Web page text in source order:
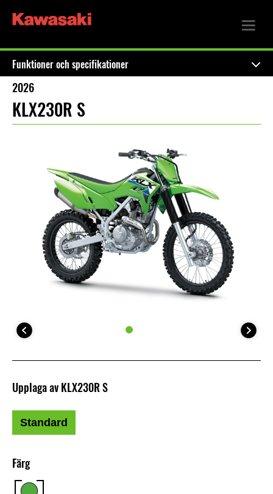
Funktioner och specifikationer
2026
KLX230R S
Färg
Upplaga av KLX230R S
Standard